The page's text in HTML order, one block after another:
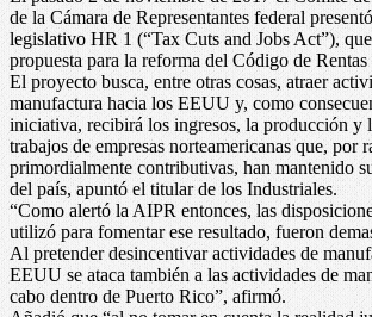
de la Cámara de Representantes federal
legislativo HR 1 (“Tax Cuts and Jobs Act”),
propuesta para la reforma del Código de
El proyecto busca, entre otras cosas, atraer
manufactura hacia los EEUU y, como
iniciativa, recibirá los ingresos, la producción y
trabajos de empresas norteamericanas que, por
primordialmente contributivas, han mantenido
del país, apuntó el titular de los Industriales.
“Como alertó la AIPR entonces, las
utilizó para fomentar ese resultado, fueron
Al pretender desincentivar actividades de
EEUU se ataca también a las actividades de
cabo dentro de Puerto Rico”, afirmó.